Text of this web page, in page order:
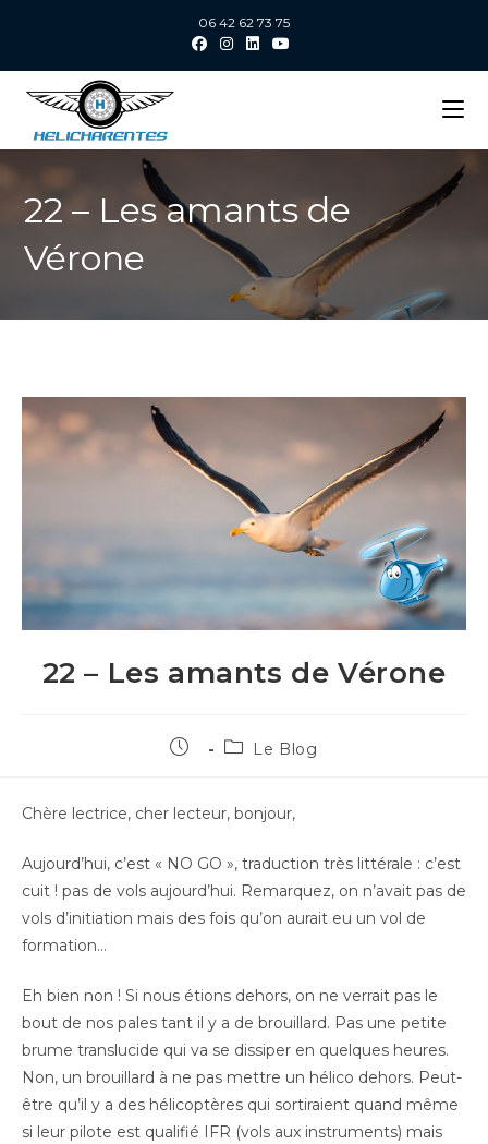
06 42 62 73 75
22 – Les amants de
Vérone
22 – Les amants de Vérone
Le Blog
Chère lectrice, cher lecteur, bonjour,
Aujourd’hui, c’est « NO GO », traduction très littérale : c’est
cuit ! pas de vols aujourd’hui. Remarquez, on n’avait pas de
vols d’initiation mais des fois qu’on aurait eu un vol de
formation…
Eh bien non ! Si nous étions dehors, on ne verrait pas le
bout de nos pales tant il y a de brouillard. Pas une petite
brume translucide qui va se dissiper en quelques heures.
Non, un brouillard à ne pas mettre un hélico dehors. Peut-
être qu’il y a des hélicoptères qui sortiraient quand même
si leur pilote est qualifié IFR (vols aux instruments) mais